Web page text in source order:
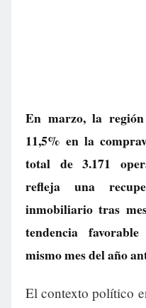
En marzo, la
11,5% en la
total de 3.171
refleja una
inmobiliario tras
tendencia
mismo mes del año
El contexto político